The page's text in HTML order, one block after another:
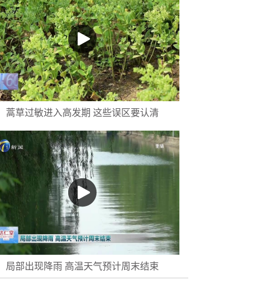
蒿草过敏进入高发期 这些误区要认清
局部出现降雨 高温天气预计周末结束